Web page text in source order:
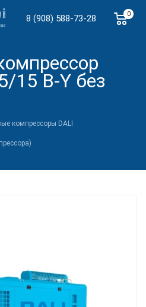
0
8 (908) 588-73-28
15 B-Y без
компрессоры DALI